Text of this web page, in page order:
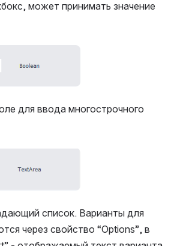
может принимать значение
для ввода многострочного
список. Варианты для
через свойство “Options”, в